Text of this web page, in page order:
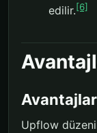
edilir.[6]
Avantajlar
Upflow